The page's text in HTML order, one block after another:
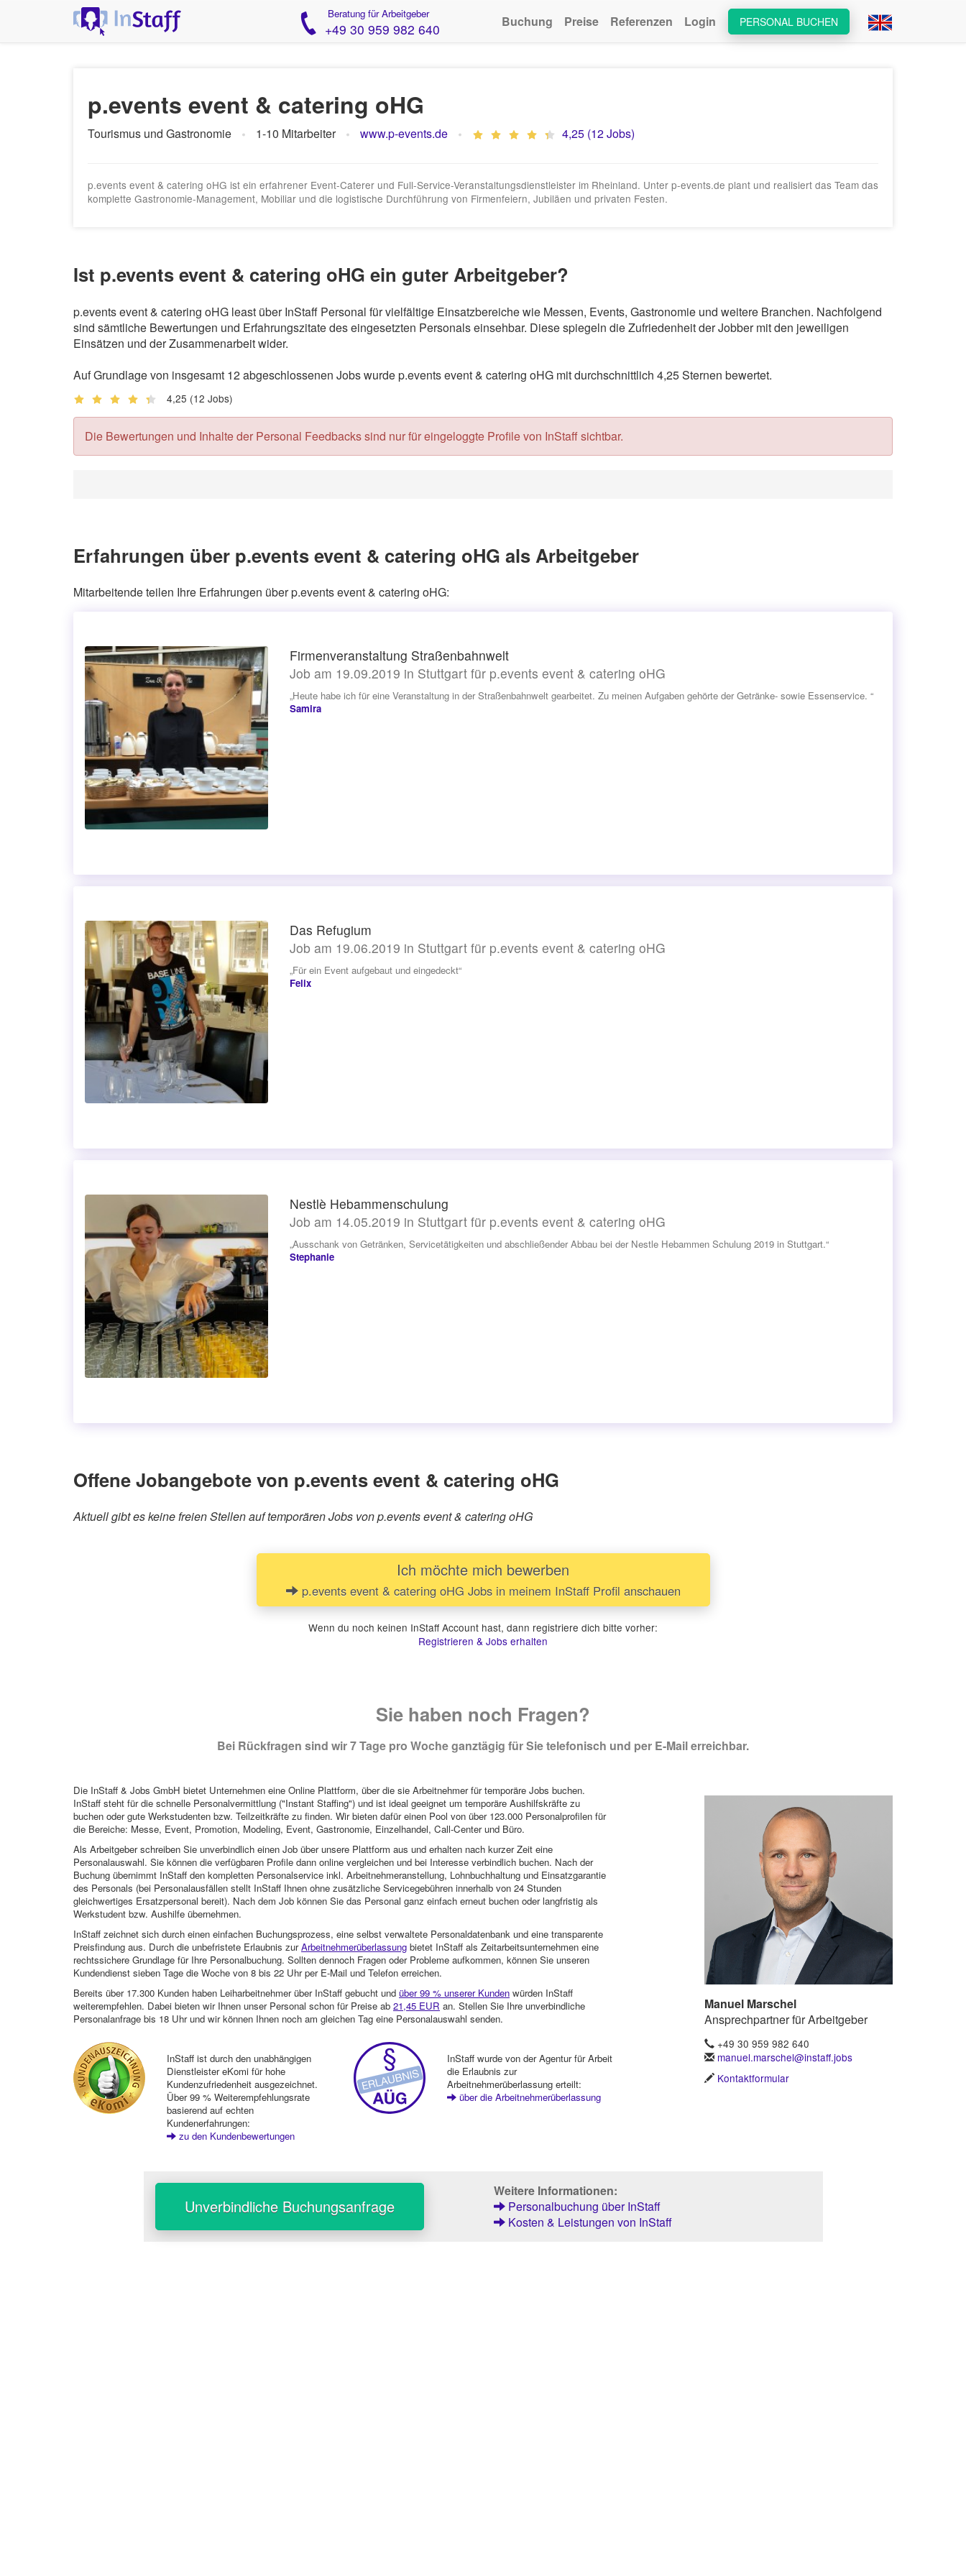
Beratung für Arbeitgeber
+49 30 959 982 640 PERSONAL BUCHEN
Buchung Preise Referenzen Login
p.events event & catering oHG
Tourismus und Gastronomie 1-10 Mitarbeiter www.p-events.de 4,25 (12 Jobs)
p.events event & catering oHG ist ein erfahrener Event-Caterer und Full-Service-Veranstaltungsdienstleister im Rheinland. Unter p-events.de plant und realisiert das Team das
komplette Gastronomie-Management, Mobiliar und die logistische Durchführung von Firmenfeiern, Jubiläen und privaten Festen.
Ist p.events event & catering oHG ein guter Arbeitgeber?
p.events event & catering oHG least über InStaff Personal für vielfältige Einsatzbereiche wie Messen, Events, Gastronomie und weitere Branchen. Nachfolgend
sind sämtliche Bewertungen und Erfahrungszitate des eingesetzten Personals einsehbar. Diese spiegeln die Zufriedenheit der Jobber mit den jeweiligen
Einsätzen und der Zusammenarbeit wider.
Auf Grundlage von insgesamt 12 abgeschlossenen Jobs wurde p.events event & catering oHG mit durchschnittlich 4,25 Sternen bewertet.
4,25 (12 Jobs)
Die Bewertungen und Inhalte der Personal Feedbacks sind nur für eingeloggte Profile von InStaff sichtbar.
Erfahrungen über p.events event & catering oHG als Arbeitgeber
Mitarbeitende teilen Ihre Erfahrungen über p.events event & catering oHG:
Firmenveranstaltung Straßenbahnwelt
Job am 19.09.2019 in Stuttgart für p.events event & catering oHG
„Heute habe ich für eine Veranstaltung in der Straßenbahnwelt gearbeitet. Zu meinen Aufgaben gehörte der Getränke- sowie Essenservice. “
Samira
Das Refugium
Job am 19.06.2019 in Stuttgart für p.events event & catering oHG
„Für ein Event aufgebaut und eingedeckt“
Felix
Nestlè Hebammenschulung
Job am 14.05.2019 in Stuttgart für p.events event & catering oHG
„Ausschank von Getränken, Servicetätigkeiten und abschließender Abbau bei der Nestle Hebammen Schulung 2019 in Stuttgart.“
Stephanie
Offene Jobangebote von p.events event & catering oHG
Aktuell gibt es keine freien Stellen auf temporären Jobs von p.events event & catering oHG
Ich möchte mich bewerben
p.events event & catering oHG Jobs in meinem InStaff Profil anschauen
Wenn du noch keinen InStaff Account hast, dann registriere dich bitte vorher:
Registrieren & Jobs erhalten
Sie haben noch Fragen?
Bei Rückfragen sind wir 7 Tage pro Woche ganztägig für Sie telefonisch und per E-Mail erreichbar.
Die InStaff & Jobs GmbH bietet Unternehmen eine Online Plattform, über die sie Arbeitnehmer für temporäre Jobs buchen.
InStaff steht für die schnelle Personalvermittlung ("Instant Staffing") und ist ideal geeignet um temporäre Aushilfskräfte zu
buchen oder gute Werkstudenten bzw. Teilzeitkräfte zu finden. Wir bieten dafür einen Pool von über 123.000 Personalprofilen für
die Bereiche: Messe, Event, Promotion, Modeling, Event, Gastronomie, Einzelhandel, Call-Center und Büro.
Als Arbeitgeber schreiben Sie unverbindlich einen Job über unsere Plattform aus und erhalten nach kurzer Zeit eine
Personalauswahl. Sie können die verfügbaren Profile dann online vergleichen und bei Interesse verbindlich buchen. Nach der
Buchung übernimmt InStaff den kompletten Personalservice inkl. Arbeitnehmeranstellung, Lohnbuchhaltung und Einsatzgarantie
des Personals (bei Personalausfällen stellt InStaff Ihnen ohne zusätzliche Servicegebühren innerhalb von 24 Stunden
gleichwertiges Ersatzpersonal bereit). Nach dem Job können Sie das Personal ganz einfach erneut buchen oder langfristig als
Werkstudent bzw. Aushilfe übernehmen.
InStaff zeichnet sich durch einen einfachen Buchungsprozess, eine selbst verwaltete Personaldatenbank und eine transparente
Preisfindung aus. Durch die unbefristete Erlaubnis zurArbeitnehmerüberlassung bietet InStaff als Zeitarbeitsunternehmen eine
rechtssichere Grundlage für Ihre Personalbuchung. Sollten dennoch Fragen oder Probleme aufkommen, können Sie unseren
Kundendienst sieben Tage die Woche von 8 bis 22 Uhr per E-Mail und Telefon erreichen.
Bereits über 17.300 Kunden haben Leiharbeitnehmer über InStaff gebucht und über 99 % unserer Kunden würden InStaff
weiterempfehlen. Dabei bieten wir Ihnen unser Personal schon für Preise ab 21,45 EUR an. Stellen Sie Ihre unverbindliche
Personalanfrage bis 18 Uhr und wir können Ihnen noch am gleichen Tag eine Personalauswahl senden.
InStaff ist durch den unabhängigen
Dienstleister eKomi für hohe
Kundenzufriedenheit ausgezeichnet.
Über 99 % Weiterempfehlungsrate
basierend auf echten
Kundenerfahrungen:
zu den Kundenbewertungen
InStaff wurde von der Agentur für Arbeit
die Erlaubnis zur
Arbeitnehmerüberlassung erteilt:
über die Arbeitnehmerüberlassung
Manuel Marschel
Ansprechpartner für Arbeitgeber
+49 30 959 982 640
manuel.marschel@instaff.jobs
Kontaktformular
Unverbindliche Buchungsanfrage
Weitere Informationen:
Personalbuchung über InStaff
Kosten & Leistungen von InStaff